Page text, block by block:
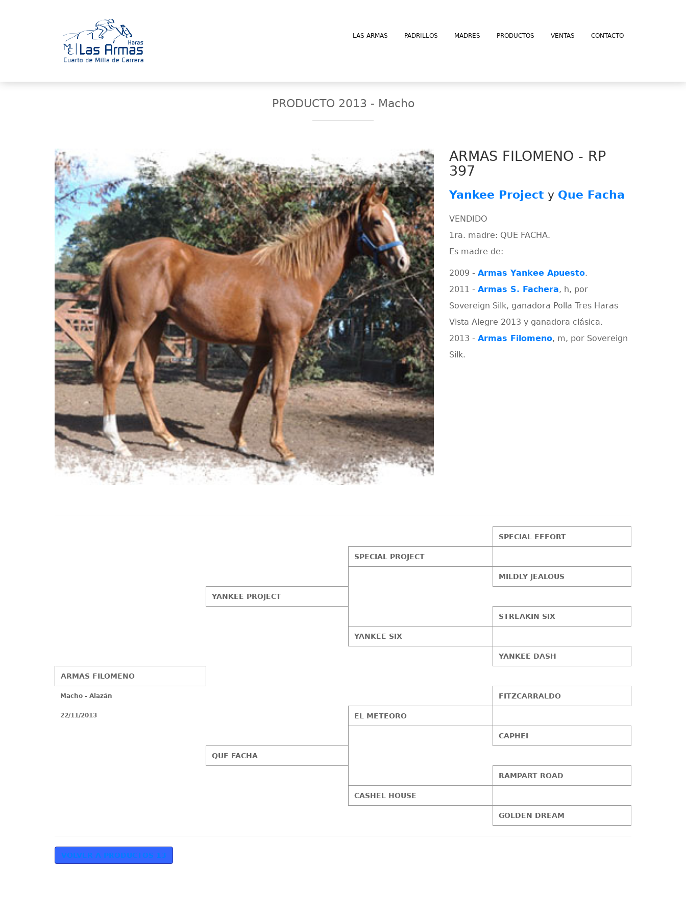
LAS ARMAS PADRILLOS MADRES PRODUCTOS VENTAS CONTACTO
PRODUCTO 2013 - Macho
ARMAS FILOMENO - RP
397
Yankee Project y Que Facha
VENDIDO
1ra. madre: QUE FACHA.
Es madre de:
2009 -Armas Yankee Apuesto.
2011 -Armas S. Fachera, h, por
Sovereign Silk, ganadora Polla Tres Haras
Vista Alegre 2013 y ganadora clásica.
2013 -Armas Filomeno, m, por Sovereign
Silk.
SPECIAL EFFORT
SPECIAL PROJECT
MILDLY JEALOUS
YANKEE PROJECT
STREAKIN SIX
YANKEE SIX
YANKEE DASH
ARMAS FILOMENO
Macho - Alazán FITZCARRALDO
22/11/2013 EL METEORO
CAPHEI
QUE FACHA
RAMPART ROAD
CASHEL HOUSE
GOLDEN DREAM
VOLVER A PRODUCTOS 13